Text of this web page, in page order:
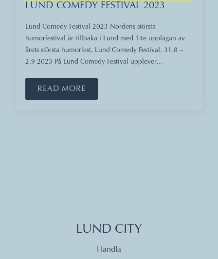
LUND COMEDY FESTIVAL 2023
Lund Comedy Festival 2023 Nordens största
humorfestival är tillbaka i Lund med 14e upplagan av
årets största humorfest, Lund Comedy Festival. 31.8 –
2.9 2023 På Lund Comedy Festival upplever…
READ MORE
LUND CITY
Handla